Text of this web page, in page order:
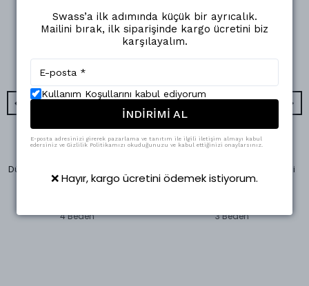
₺ 4,990.00
4 Beden
Sandra Deri Şort Kahverengi
₺ 1,123.75
3 Beden
Swass’a ilk adımında küçük bir ayrıcalık.
Mailini bırak, ilk siparişinde kargo ücretini biz
karşılayalım.
Kullanım Koşullarını kabul ediyorum
İNDİRİMİ AL
E-posta adresinizi girerek pazarlama ve tanıtım ile ilgili iletişim almayı kabul
edersiniz ve Gizlilik Politikamızı okuduğunuzu ve kabul ettiğinizi onaylarsınız.
❌ Hayır, kargo ücretini ödemek istiyorum.